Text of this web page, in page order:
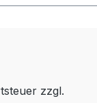
zzgl.